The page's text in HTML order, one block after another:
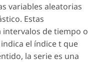
variables aleatorias
Estas
intervalos de tiempo o
el índice t que
la serie es una